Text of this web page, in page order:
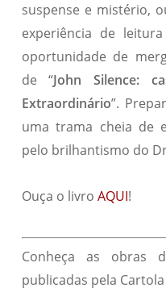
suspense e mistério,
experiência de
oportunidade de
de “John Silence:
Extraordinário”.
uma trama cheia de
pelo brilhantismo do
Ouça o livro AQUI!
Conheça as obras
publicadas pela